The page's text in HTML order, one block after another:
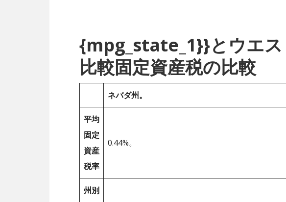
{mpg_state_1}}とウエ
比較固定資産税の比較
ネバダ州。
平均
固定
資産
税率
0.44%。
州別